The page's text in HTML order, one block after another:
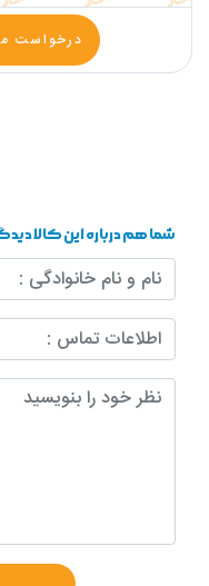
درخواست
شما هم درباره این کالا